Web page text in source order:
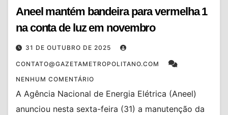
Aneel mantém bandeira para vermelha 1
na conta de luz em novembro
31 DE OUTUBRO DE 2025
CONTATO@GAZETAMETROPOLITANO.COM
NENHUM COMENTÁRIO
A Agência Nacional de Energia Elétrica (Aneel)
anunciou nesta sexta-feira (31) a manutenção da